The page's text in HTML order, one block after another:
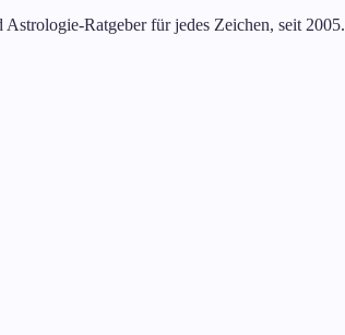
Ratgeber für jedes Zeichen, seit 2005.